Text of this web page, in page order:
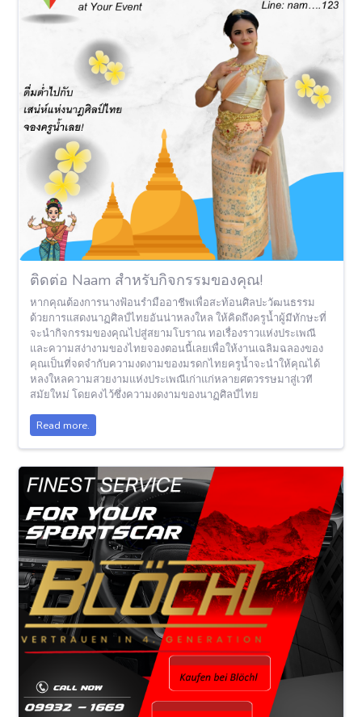
ติดต่อ Naam สำหรับกิจกรรมของคุณ!
หากคุณต้องการนางฟ้อนรำมืออาชีพเพื่อสะท้อนศิลปะวัฒนธรรม
ด้วยการแสดงนาฏศิลป์ไทยอันน่าหลงใหล ให้คิดถึงครูน้ำผู้มีทักษะที่
จะนำกิจกรรมของคุณไปสู่สยามโบราณ ทอเรื่องราวแห่งประเพณี
และความสง่างามของไทยจองตอนนี้เลยเพื่อให้งานเฉลิมฉลองของ
คุณเป็นที่จดจำกับความงดงามของมรดกไทยครูน้ำจะนำให้คุณได้
หลงใหลความสวยงามแห่งประเพณีเก่าแก่หลายศตวรรษมาสู่เวที
สมัยใหม่ โดยคงไว้ซึ่งความงดงามของนาฏศิลป์ไทย
Read more.